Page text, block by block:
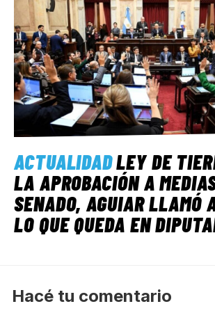
ACTUALIDADLEY DE
LA APROBACIÓN A
SENADO, AGUIAR LLAMÓ
LO QUE QUEDA EN
Hacé tu comentario